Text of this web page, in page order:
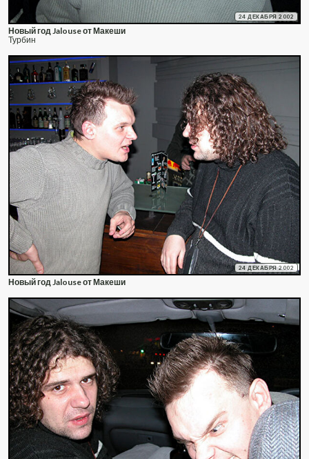
24 ДЕКАБРЯ 2002
Новый год Jalouse от Макеши
Турбин
24 ДЕКАБРЯ 2002
Новый год Jalouse от Макеши